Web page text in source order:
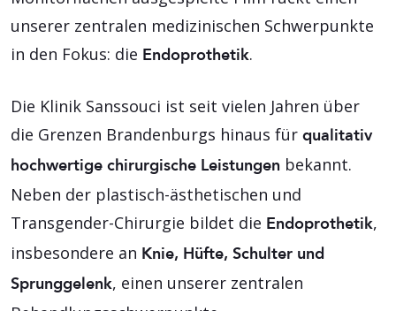
unserer zentralen medizinischen Schwerpunkte
in den Fokus: die Endoprothetik.
Die Klinik Sanssouci ist seit vielen Jahren über
die Grenzen Brandenburgs hinaus für qualitativ
hochwertige chirurgische Leistungen bekannt.
Neben der plastisch-ästhetischen und
Transgender-Chirurgie bildet die Endoprothetik,
insbesondere an Knie, Hüfte, Schulter und
Sprunggelenk, einen unserer zentralen